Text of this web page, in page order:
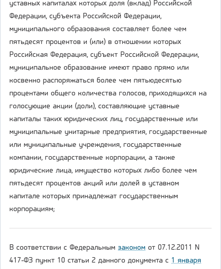
уставных капиталах которых доля (вклад) Российской
Федерации, субъекта Российской Федерации,
муниципального образования составляет более чем
пятьдесят процентов и (или) в отношении которых
Российская Федерация, субъект Российской Федерации,
муниципальное образование имеют право прямо или
косвенно распоряжаться более чем пятьюдесятью
процентами общего количества голосов, приходящихся на
голосующие акции (доли), составляющие уставные
капиталы таких юридических лиц, государственные или
муниципальные унитарные предприятия, государственные
или муниципальные учреждения, государственные
компании, государственные корпорации, а также
юридические лица, имущество которых либо более чем
пятьдесят процентов акций или долей в уставном
капитале которых принадлежат государственным
корпорациям;
В соответствии с Федеральным законом от 07.12.2011 N
417-ФЗ пункт 10 статьи 2 данного документа с 1 января